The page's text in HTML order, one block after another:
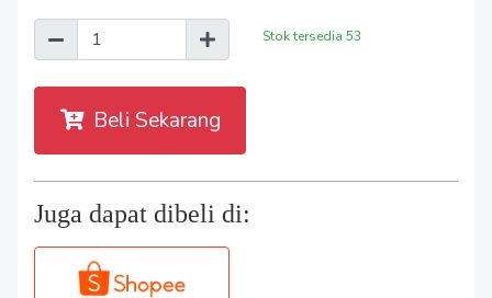
Stok tersedia 53
Beli Sekarang
Juga dapat dibeli di: